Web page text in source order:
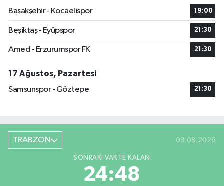
Başakşehir - Kocaelispor
19:00
Beşiktaş - Eyüpspor 21:30
Amed - Erzurumspor FK 21:30
17 Ağustos, Pazartesi
Samsunspor - Göztepe
21:30
TRABZON 09.08.2026
SONRAKI VAKTE KALAN
24:47